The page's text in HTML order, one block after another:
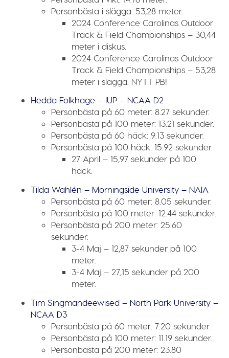
Personbästa i slägga: 53,28 meter.
2024 Conference Carolinas Outdoor
Track & Field Championships – 30,44
meter i diskus.
2024 Conference Carolinas Outdoor
Track & Field Championships – 53,28
meter i slägga. NYTT PB!
Hedda Folkhage – IUP – NCAA D2
Personbästa på 60 meter:8.27 sekunder.
Personbästa på 100 meter: 13.21 sekunder.
Personbästa på 60 häck:9.13 sekunder.
Personbästa på 100 häck: 15.92 sekunder.
27 April – 15,97 sekunder på 100
häck.
Tilda Wahlén – Morningside University – NAIA
Personbästa på 60 meter:8.05 sekunder.
Personbästa på 100 meter: 12.44 sekunder.
Personbästa på 200 meter:25.60
sekunder.
3-4 Maj – 12,87 sekunder på 100
meter.
3-4 Maj – 27,15 sekunder på 200
meter.
Tim Singmandeewised – North Park University –
NCAA D3
Personbästa på 60 meter:7.20 sekunder.
Personbästa på 100 meter: 11.19 sekunder.
Personbästa på 200 meter:23.80